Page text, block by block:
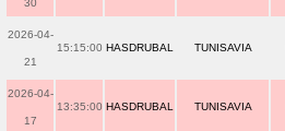
30
2026-04-
21
15:15:00 HASDRUBAL TUNISAVIA
2026-04-
17
13:35:00 HASDRUBAL TUNISAVIA